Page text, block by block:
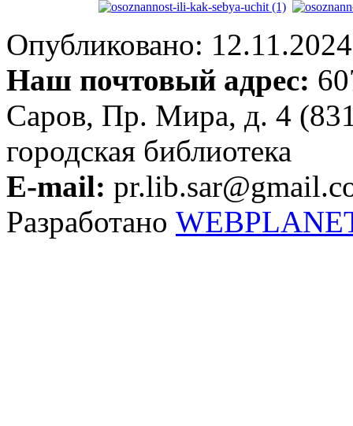
Опубликовано:
Наш почтовый адрес:
Саров, Пр. Мира, д. 4
городская библиотека
E-mail:
Разработано